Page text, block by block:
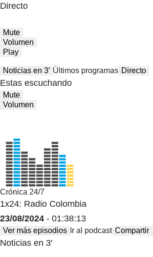
Directo
Mute
Volumen
Play
Noticias en 3′ Últimos programas Directo
Estas escuchando
Mute
Volumen
Crónica 24/7
1x24: Radio Colombia
23/08/2024 - 01:38:13
Ver más episodios Ir al podcast Compartir
Noticias en 3′